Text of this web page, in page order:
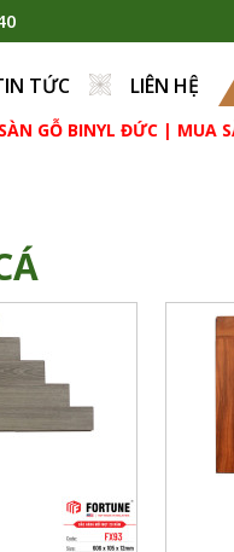
TỨC LIÊN HỆ
GỖ BINYL ĐỨC | MUA
12mm
nước tốt,
1.52712m2
Malaysia
Quy
Tiêu
chống
Đóng
Xuất